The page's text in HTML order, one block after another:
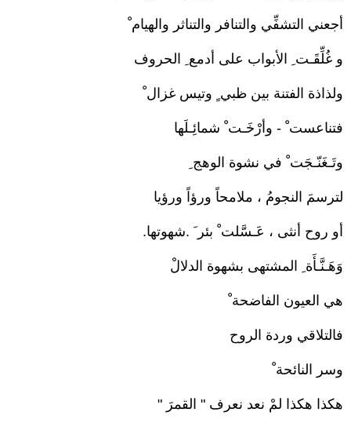
أجعني التشفِّي والتنافر والتناثر والهيام ْ
و غُلِّقَـت ِ الأبواب على أدمع ِ الحروف
ولذاذة الفتنة بين ظبي ٍ وتيس غزال ْ
فتناعست ْ - وأرْخَـت ْ شمائِـلَها
وتَـغَنّـجَت ْ في نشوة الوهج ِ
لترسمَ النجومُ ، ملامحاً ورؤاً ورؤيا
أو روح أنثى ، عَـسَّلت ْ بئر َ .شهوتها.
وَهَـنَّـأَة ِ المشتهى بشهوة الدلالْ
هي العيون الفاضحة ْ
فالتلاقي وردة الروح
وسر النائحة ْ
هكذا هكذا لمْ نعد نعرف " القمرَ "